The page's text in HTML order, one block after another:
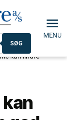
SØG
MENU
kan lindre